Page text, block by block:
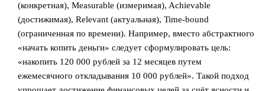
(конкретная), Measurable (измеримая), Achievable
(достижимая), Relevant (актуальная), Time-bound
(ограниченная по времени). Например, вместо абстрактного
«начать копить деньги» следует сформулировать цель:
«накопить 120 000 рублей за 12 месяцев путем
ежемесячного откладывания 10 000 рублей». Такой подход